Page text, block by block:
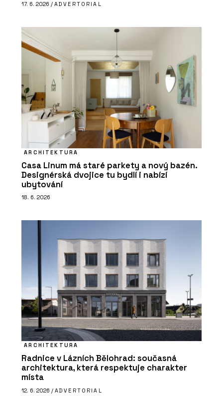
17. 6. 2026 / ADVERTORIAL
ARCHITEKTURA
Casa Linum má staré parkety a nový bazén.
Designérská dvojice tu bydlí i nabízí
ubytování
18. 6. 2026
ARCHITEKTURA
Radnice v Lázních Bělohrad: současná
architektura, která respektuje charakter
místa
12. 6. 2026 / ADVERTORIAL